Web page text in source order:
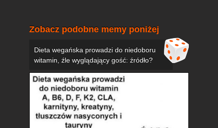
Zobacz podobne memy poniżej
Dieta wegańska prowadzi do niedoboru
witamin, źle wyglądający gość: źródło?